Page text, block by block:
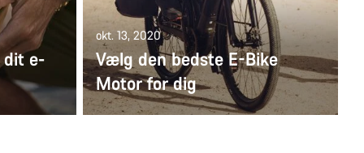
dit e-
okt. 13, 2020
Vælg den bedste E-Bike
Motor for dig